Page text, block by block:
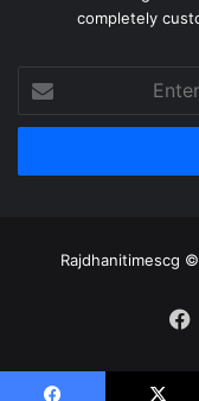
completely
your
Email
Rajdhanitimescg